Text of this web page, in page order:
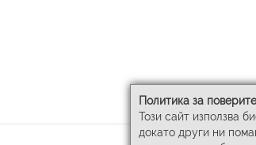
Политика за
Този сайт използва
докато други ни